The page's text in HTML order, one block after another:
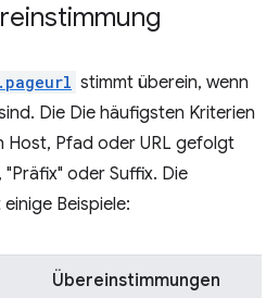
stimmt überein, wenn
Die Die häufigsten Kriterien
Host, Pfad oder URL gefolgt
"Präfix" oder Suffix. Die
Beispiele:
Übereinstimmungen